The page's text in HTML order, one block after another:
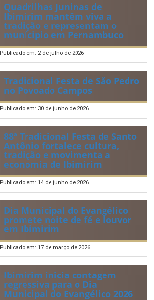
Quadrilhas Juninas de
Ibimirim mantêm viva a
tradição e representam o
munícipio em Pernambuco
Publicado em: 2 de julho de 2026
Tradicional Festa de São Pedro
no Povoado Campos
Publicado em: 30 de junho de 2026
88ª Tradicional Festa de Santo
Antônio fortalece cultura,
tradição e movimenta a
economia de Ibimirim
Publicado em: 14 de junho de 2026
Dia Municipal do Evangélico
promete noite de fé e louvor
em Ibimirim
Publicado em: 17 de março de 2026
Ibimirim inicia contagem
regressiva para o Dia
Municipal do Evangélico 2026